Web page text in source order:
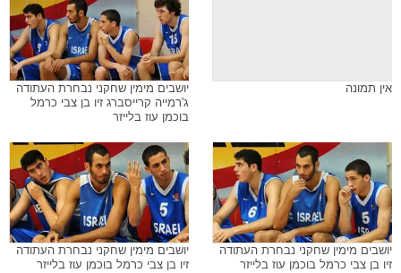
אין תמונה
יושבים מימין שחקני נבחרת העתודה
ג'רמייה קרייסברג זיו בן צבי כרמל
בוכמן עוז בלייזר
יושבים מימין שחקני נבחרת העתודה
זיו בן צבי כרמל בוכמן עוז בלייזר
יושבים מימין שחקני נבחרת העתודה
זיו בן צבי כרמל בוכמן עוז בלייזר